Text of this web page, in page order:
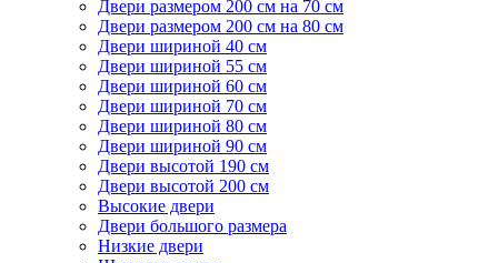
Двери размером 200 см на 70 см
Двери размером 200 см на 80 см
Двери шириной 40 см
Двери шириной 55 см
Двери шириной 60 см
Двери шириной 70 см
Двери шириной 80 см
Двери шириной 90 см
Двери высотой 190 см
Двери высотой 200 см
Высокие двери
Двери большого размера
Низкие двери